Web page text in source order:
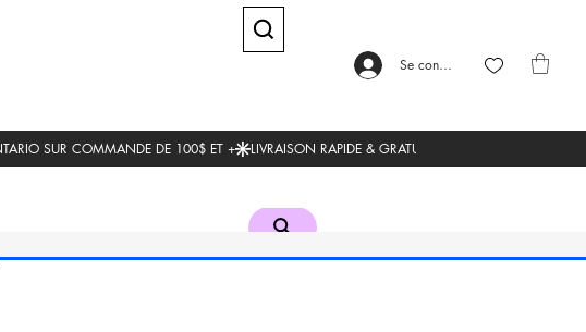
Se connecter